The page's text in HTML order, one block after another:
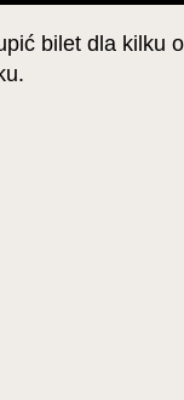
bilet dla kilku